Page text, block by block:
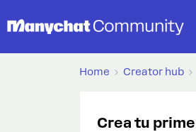
Home Creator hub
Crea tu